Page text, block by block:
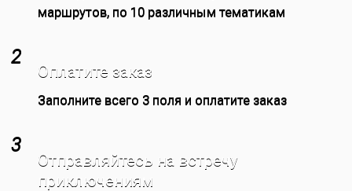
маршрутов, по 10 различным тематикам
2
Оплатите заказ
Заполните всего 3 поля и оплатите заказ
3
Отправляйтесь на встречу
приключениям